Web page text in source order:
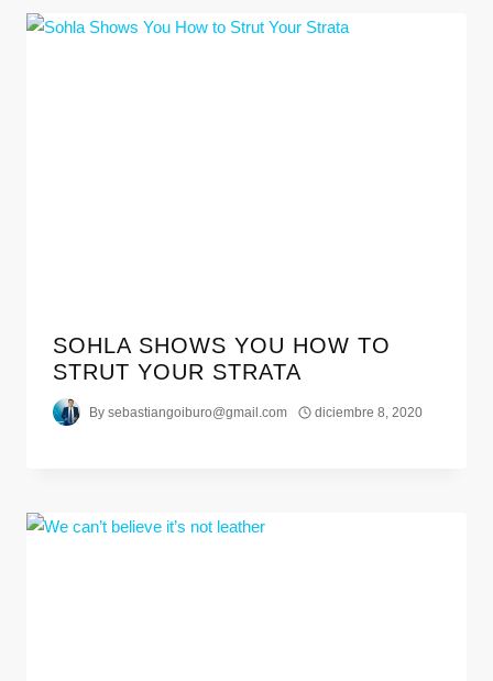
SOHLA SHOWS YOU HOW TO
STRUT YOUR STRATA
By sebastiangoiburo@gmail.com diciembre 8, 2020